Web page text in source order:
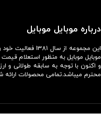
درباره موبایل موبایل
این مجموعه
موبایل موبایل به منظور استعلام
و اکنون با توجه به سابقه طولانی
محترم میباشد.تمامی محصولات